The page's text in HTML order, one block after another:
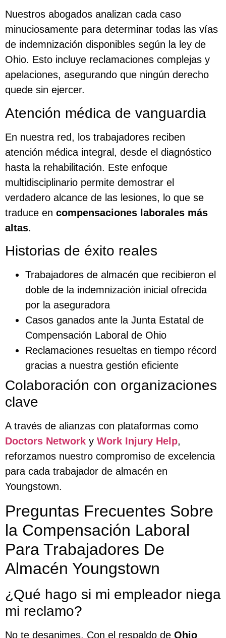
Nuestros abogados analizan cada caso
minuciosamente para determinar todas las vías
de indemnización disponibles según la ley de
Ohio. Esto incluye reclamaciones complejas y
apelaciones, asegurando que ningún derecho
quede sin ejercer.
Atención médica de vanguardia
En nuestra red, los trabajadores reciben
atención médica integral, desde el diagnóstico
hasta la rehabilitación. Este enfoque
multidisciplinario permite demostrar el
verdadero alcance de las lesiones, lo que se
traduce en compensaciones laborales más
altas.
Historias de éxito reales
Trabajadores de almacén que recibieron el
doble de la indemnización inicial ofrecida
por la aseguradora
Casos ganados ante la Junta Estatal de
Compensación Laboral de Ohio
Reclamaciones resueltas en tiempo récord
gracias a nuestra gestión eficiente
Colaboración con organizaciones
clave
A través de alianzas con plataformas como
Doctors Network y Work Injury Help,
reforzamos nuestro compromiso de excelencia
para cada trabajador de almacén en
Youngstown.
Preguntas Frecuentes Sobre
la Compensación Laboral
Para Trabajadores De
Almacén Youngstown
¿Qué hago si mi empleador niega
mi reclamo?
No te desanimes. Con el respaldo de Ohio